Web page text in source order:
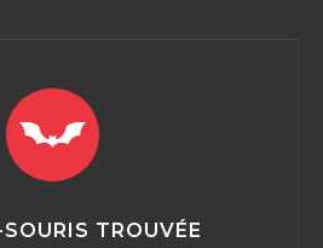
TROUVÉE